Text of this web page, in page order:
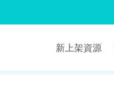
新上架資源